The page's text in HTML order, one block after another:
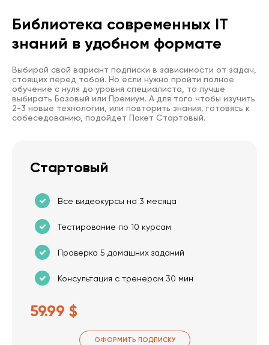
Библиотека современных IT
знаний в удобном формате
Выбирай свой вариант подписки в зависимости от задач,
стоящих перед тобой. Но если нужно пройти полное
обучение с нуля до уровня специалиста, то лучше
выбирать Базовый или Премиум. А для того чтобы изучить
2-3 новые технологии, или повторить знания, готовясь к
собеседованию, подойдет Пакет Стартовый.
Стартовый
Все видеокурсы на 3 месяца
Тестирование по 10 курсам
Проверка 5 домашних заданий
Консультация с тренером 30 мин
59.99 $
ОФОРМИТЬ ПОДПИСКУ